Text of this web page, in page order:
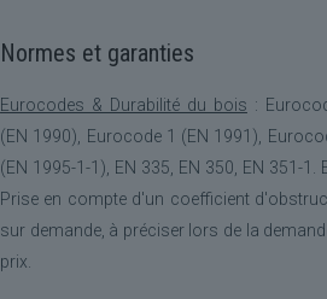
Normes et garanties
Eurocodes & Durabilité du bois :
(EN 1990), Eurocode 1 (EN 1991),
(EN 1995-1-1), EN 335, EN 350, EN 351-1.
Prise en compte d'un coefficient
sur demande, à préciser lors de la
prix.